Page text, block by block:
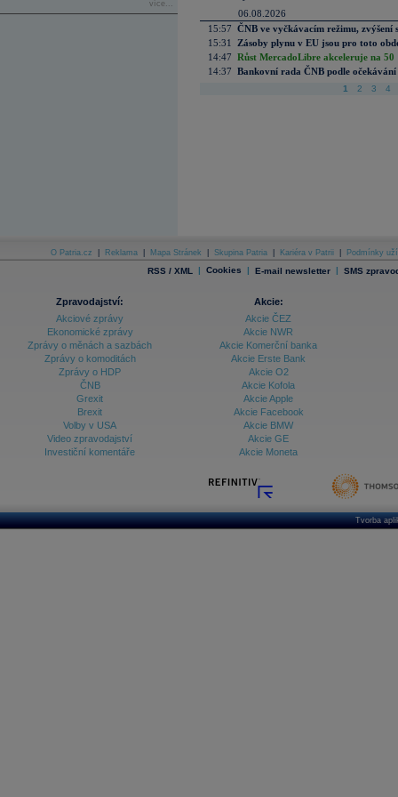
více...
06.08.2026
15:57 ČNB ve vyčkávacím režimu, zvýšení
15:31
Zásoby plynu v EU jsou pro toto
14:47 Růst MercadoLibre akceleruje na
14:37 Bankovní rada ČNB podle
1 2 3 4
O Patria.cz Reklama Mapa Stránek Skupina Patria Kariéra v Patrii Podmínky
RSS / XML | Cookies | E-mail newsletter | SMS
Zpravodajství:
Akciové zprávy
Ekonomické zprávy
Zprávy o měnách a sazbách
Zprávy o komoditách
Zprávy o HDP
ČNB
Grexit
Brexit
Volby v USA
Video zpravodajství
Investiční komentáře
Akcie:
Akcie ČEZ
Akcie NWR
Akcie Komerční banka
Akcie Erste Bank
Akcie O2
Akcie Kofola
Akcie Apple
Akcie Facebook
Akcie BMW
Akcie GE
Akcie Moneta
Tvorba